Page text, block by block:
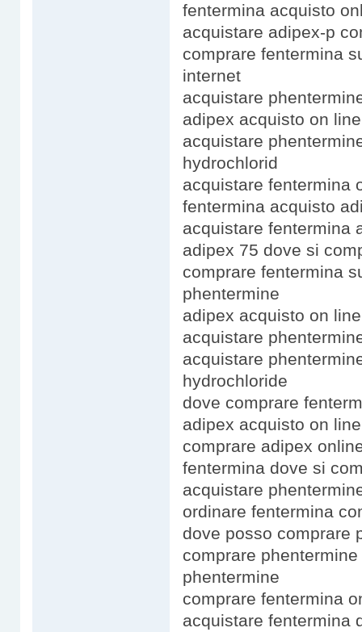
fentermina acquisto
acquistare adipex-p
comprare fentermina
internet
acquistare
adipex acquisto on
acquistare
hydrochlorid
acquistare fentermina
fentermina acquisto
acquistare fentermina
adipex 75 dove si
comprare fentermina
phentermine
adipex acquisto on
acquistare
acquistare
hydrochloride
dove comprare
adipex acquisto on
comprare adipex
fentermina dove si
acquistare
ordinare fentermina
dove posso comprare
comprare
phentermine
comprare fentermina
acquistare fentermina